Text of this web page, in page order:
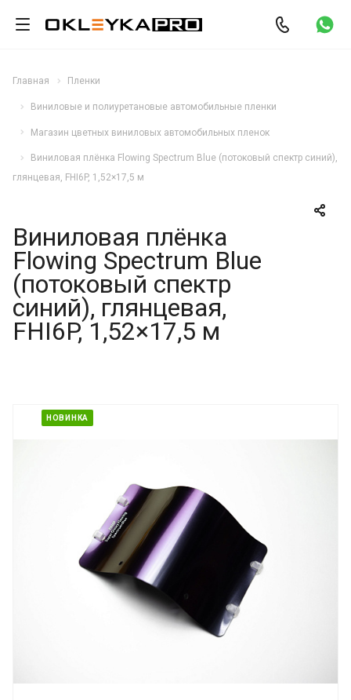
Главная Пленки
Виниловые и полиуретановые автомобильные пленки
Магазин цветных виниловых автомобильных пленок
Виниловая плёнка Flowing Spectrum Blue (потоковый спектр синий),
глянцевая, FHI6P, 1,52×17,5 м
Виниловая плёнка
Flowing Spectrum Blue
(потоковый спектр
синий), глянцевая,
FHI6P, 1,52×17,5 м
НОВИНКА